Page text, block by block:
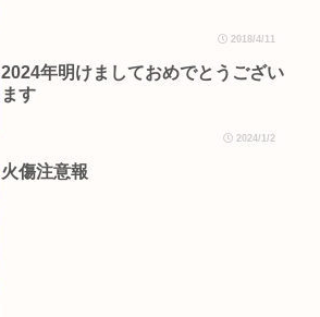
2018/4/11
2024年明けましておめでとうござい
ます
2024/1/2
火傷注意報